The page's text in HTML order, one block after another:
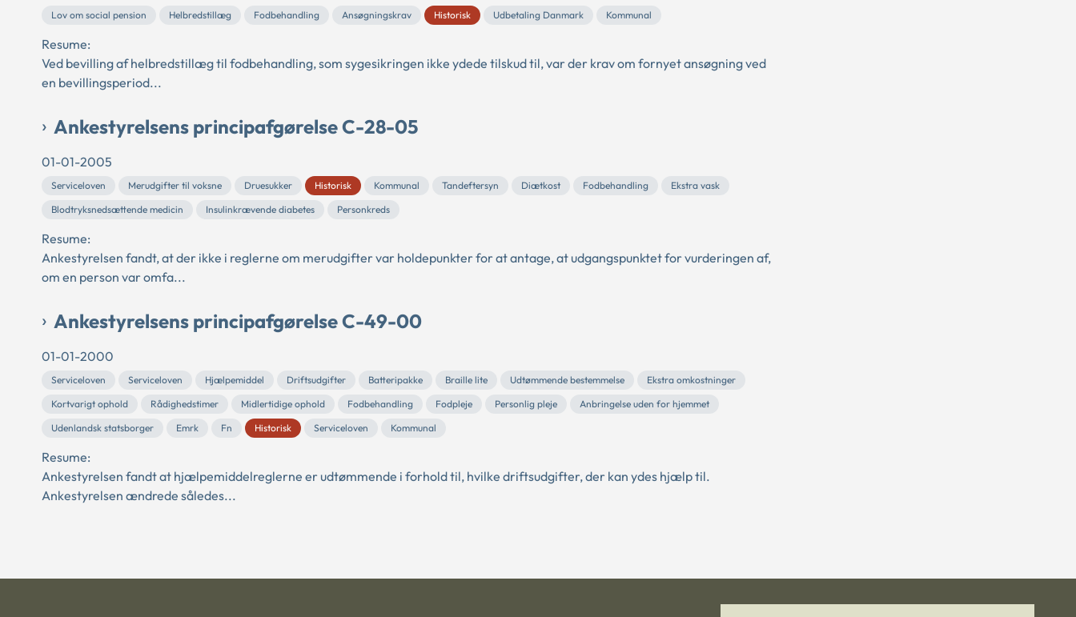
Lov om social pension Helbredstillæg Fodbehandling Ansøgningskrav Historisk Udbetaling Danmark Kommunal
Resume:
Ved bevilling af helbredstillæg til fodbehandling, som sygesikringen ikke ydede tilskud til, var der krav om fornyet ansøgning ved
en bevillingsperiod...
Ankestyrelsens principafgørelse C-28-05
01-01-2005
Serviceloven Merudgifter til voksne Druesukker Historisk Kommunal Tandeftersyn Diætkost Fodbehandling
Ekstra vask
Blodtryksnedsættende medicin
Insulinkrævende diabetes Personkreds
Resume:
Ankestyrelsen fandt, at der ikke i reglerne om merudgifter var holdepunkter for at antage, at udgangspunktet for vurderingen af,
om en person var omfa...
Ankestyrelsens principafgørelse C-49-00
01-01-2000
Serviceloven Serviceloven Hjælpemiddel Driftsudgifter Batteripakke Braille lite Udtømmende bestemmelse
Ekstra omkostninger
Kortvarigt ophold
Rådighedstimer Midlertidige ophold Fodbehandling Fodpleje Personlig pleje
Anbringelse uden for hjemmet
Udenlandsk statsborger
Emrk Fn Historisk Serviceloven Kommunal
Resume:
Ankestyrelsen fandt at hjælpemiddelreglerne er udtømmende i forhold til, hvilke driftsudgifter, der kan ydes hjælp til.
Ankestyrelsen ændrede således...